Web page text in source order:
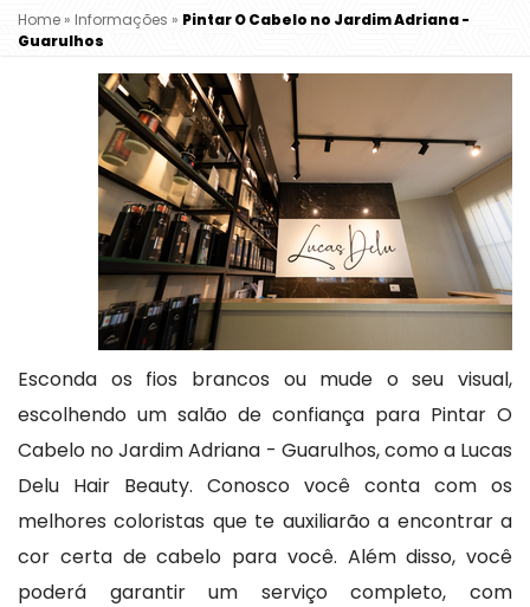
Home » Informações » Pintar O Cabelo no Jardim Adriana -
Guarulhos
Esconda os fios brancos ou mude o seu visual,
escolhendo um salão de confiança para Pintar O
Cabelo no Jardim Adriana - Guarulhos, como a Lucas
Delu Hair Beauty. Conosco você conta com os
melhores coloristas que te auxiliarão a encontrar a
cor certa de cabelo para você. Além disso, você
poderá garantir um serviço completo, com